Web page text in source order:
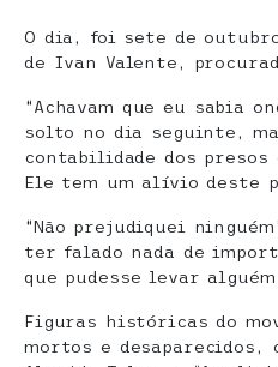
O dia, foi sete de
de Ivan Valente,
“Achavam que eu sabia
solto no dia seguinte,
contabilidade dos
Ele tem um alívio deste
“Não prejudiquei
ter falado nada de
que pudesse levar
Figuras históricas do
mortos e desaparecidos,